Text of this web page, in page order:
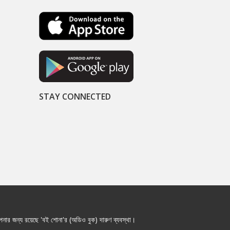
STAY CONNECTED
জন্য রয়েছে 'বই শোনা'র (অডিও বুক) দারুণ ব্যবস্থা।